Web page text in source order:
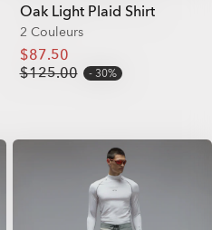
Oak Light Plaid Shirt
2 Couleurs
$87.50
$125.00
30%